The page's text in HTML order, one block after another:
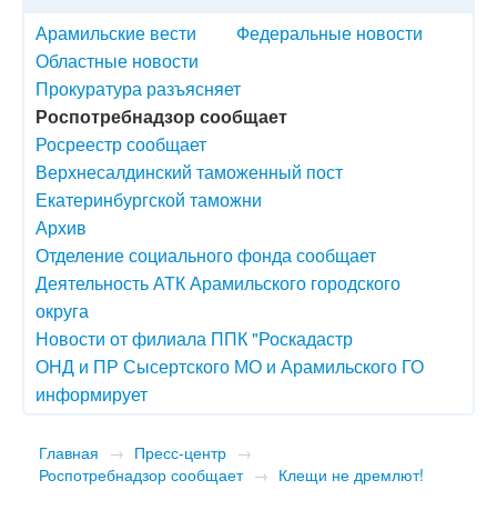
Арамильские вести
Федеральные новости
Областные новости
Прокуратура разъясняет
Роспотребнадзор сообщает
Росреестр сообщает
Верхнесалдинский таможенный пост
Екатеринбургской таможни
Архив
Отделение социального фонда сообщает
Деятельность АТК Арамильского городского
округа
Новости от филиала ППК "Роскадастр
ОНД и ПР Сысертского МО и Арамильского ГО
информирует
Главная → Пресс-центр →
Роспотребнадзор сообщает → Клещи не дремлют!